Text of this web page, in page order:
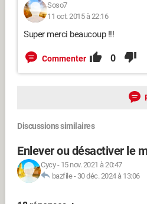
Soso7
11 oct. 2015 à 22:16
Super merci beaucoup !!!
Commenter 0
Discussions similaires
Enlever ou désactiver le
Cycy- 15 nov. 2021 à 20:47
bazfile- 30 déc. 2024 à 13:06